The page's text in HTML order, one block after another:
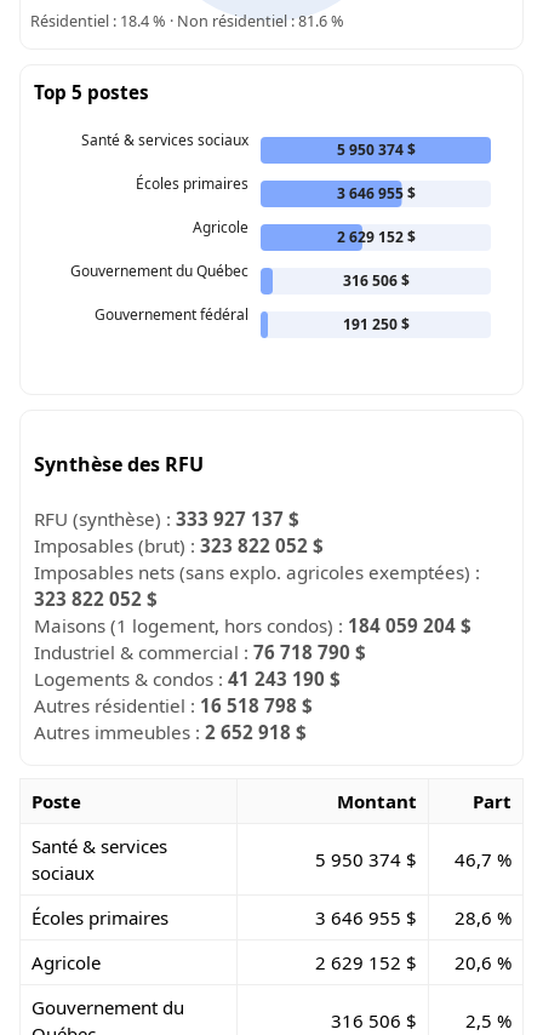
Résidentiel : 18.4 % · Non résidentiel : 81.6 %
Top 5 postes
Santé & services sociaux
5 950 374 $
Écoles primaires
3 646 955 $
Agricole
2 629 152 $
Gouvernement du Québec
316 506 $
Gouvernement fédéral
191 250 $
Synthèse des RFU
RFU (synthèse) :333 927 137 $
Imposables (brut) :323 822 052 $
Imposables nets (sans explo. agricoles exemptées) :
323 822 052 $
Maisons (1 logement, hors condos) : 184 059 204 $
Industriel & commercial :76 718 790 $
Logements & condos :41 243 190 $
Autres résidentiel : 16 518 798 $
Autres immeubles :2 652 918 $
Poste Montant
Part
Santé & services
sociaux
5 950 374 $ 46,7 %
Écoles primaires 3 646 955 $
28,6 %
Agricole
2 629 152 $
20,6 %
Gouvernement du
316 506 $ 2,5 %